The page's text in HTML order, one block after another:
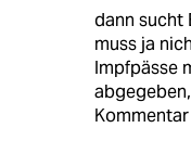
dann sucht
muss ja
Impfpässe